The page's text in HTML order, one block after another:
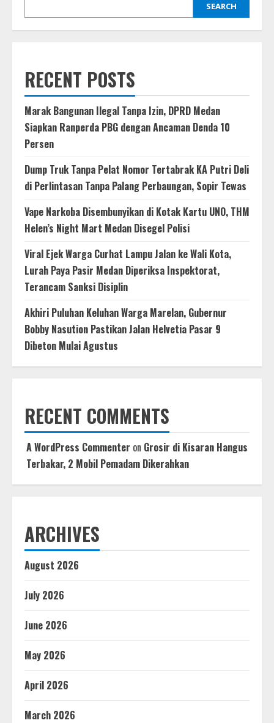
SEARCH
RECENT POSTS
Marak Bangunan Ilegal Tanpa Izin, DPRD Medan
Siapkan Ranperda PBG dengan Ancaman Denda 10
Persen
Dump Truk Tanpa Pelat Nomor Tertabrak KA Putri Deli
di Perlintasan Tanpa Palang Perbaungan, Sopir Tewas
Vape Narkoba Disembunyikan di Kotak Kartu UNO, THM
Helen’s Night Mart Medan Disegel Polisi
Viral Ejek Warga Curhat Lampu Jalan ke Wali Kota,
Lurah Paya Pasir Medan Diperiksa Inspektorat,
Terancam Sanksi Disiplin
Akhiri Puluhan Keluhan Warga Marelan, Gubernur
Bobby Nasution Pastikan Jalan Helvetia Pasar 9
Dibeton Mulai Agustus
RECENT COMMENTS
A WordPress Commenter on Grosir di Kisaran Hangus
Terbakar, 2 Mobil Pemadam Dikerahkan
ARCHIVES
August 2026
July 2026
June 2026
May 2026
April 2026
March 2026